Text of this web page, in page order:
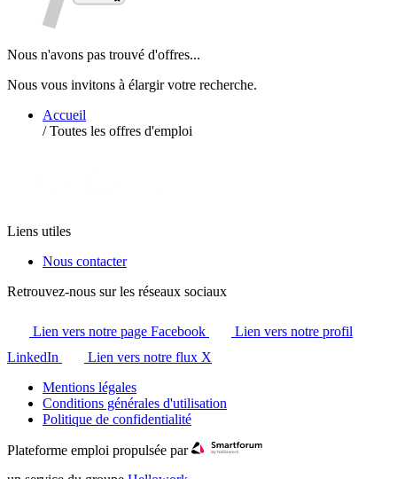
Nous n'avons pas trouvé d'offres...
Nous vous invitons à élargir votre recherche.
Accueil
/ Toutes les offres d'emploi
Liens utiles
Nous contacter
Retrouvez-nous sur les réseaux sociaux
Lien vers notre page Facebook
Lien vers notre profil
LinkedIn
Lien vers notre flux X
Mentions légales
Conditions générales d'utilisation
Politique de confidentialité
Plateforme emploi propulsée par